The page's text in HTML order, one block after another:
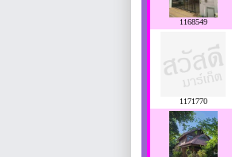
1168549
1171770